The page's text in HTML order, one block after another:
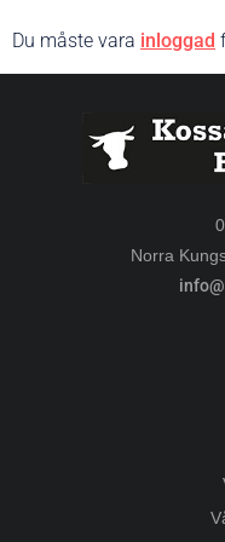
Du måste vara inloggad
Norra